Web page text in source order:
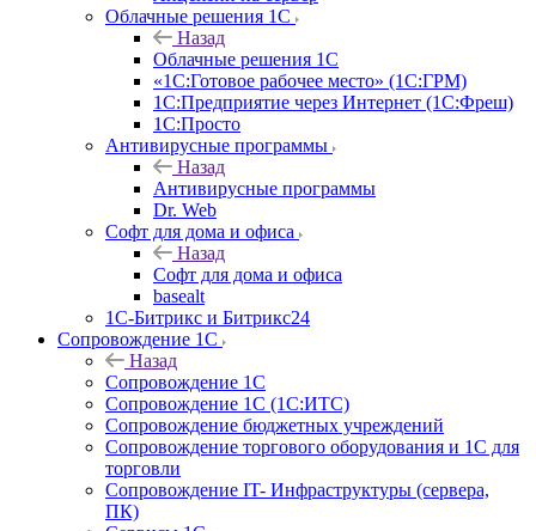
Облачные решения 1С
Назад
Облачные решения 1С
«1C:Готовое рабочее место» (1С:ГРМ)
1С:Предприятие через Интернет (1С:Фреш)
1С:Просто
Антивирусные программы
Назад
Антивирусные программы
Dr. Web
Софт для дома и офиса
Назад
Софт для дома и офиса
basealt
1С-Битрикс и Битрикс24
Сопровождение 1С
Назад
Сопровождение 1С
Сопровождение 1С (1С:ИТС)
Сопровождение бюджетных учреждений
Сопровождение торгового оборудования и 1С для
торговли
Сопровождение IT- Инфраструктуры (сервера,
ПК)